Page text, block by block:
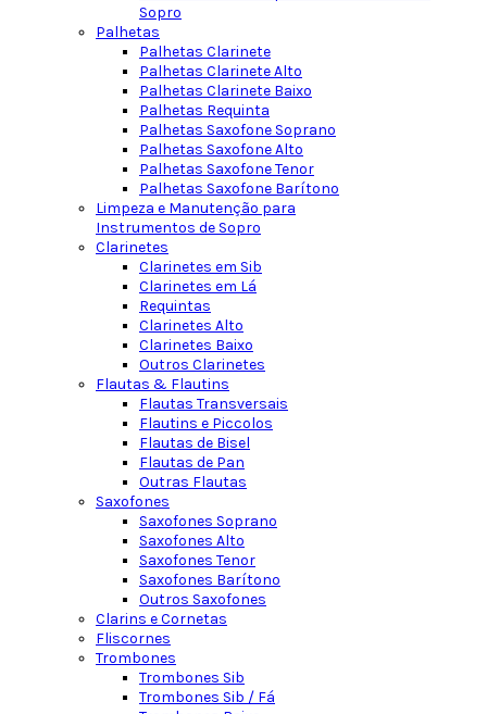
Sopro
Palhetas
Palhetas Clarinete
Palhetas Clarinete Alto
Palhetas Clarinete Baixo
Palhetas Requinta
Palhetas Saxofone Soprano
Palhetas Saxofone Alto
Palhetas Saxofone Tenor
Palhetas Saxofone Barítono
Limpeza e Manutenção para
Instrumentos de Sopro
Clarinetes
Clarinetes em Sib
Clarinetes em Lá
Requintas
Clarinetes Alto
Clarinetes Baixo
Outros Clarinetes
Flautas & Flautins
Flautas Transversais
Flautins e Piccolos
Flautas de Bisel
Flautas de Pan
Outras Flautas
Saxofones
Saxofones Soprano
Saxofones Alto
Saxofones Tenor
Saxofones Barítono
Outros Saxofones
Clarins e Cornetas
Fliscornes
Trombones
Trombones Sib
Trombones Sib / Fá